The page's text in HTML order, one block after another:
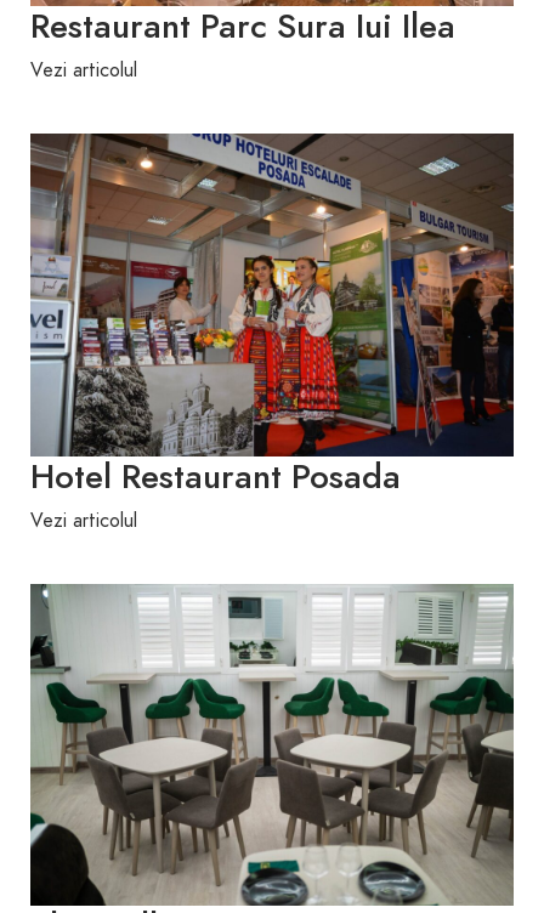
Restaurant Parc Sura Iui Ilea
Vezi articolul
Hotel Restaurant Posada
Vezi articolul